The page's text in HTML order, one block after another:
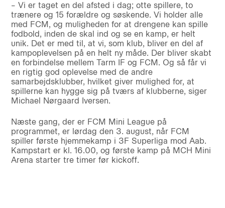
– Vi er taget en del afsted i dag; otte spillere, to
trænere og 15 forældre og søskende. Vi holder alle
med FCM, og muligheden for at drengene kan spille
fodbold, inden de skal ind og se en kamp, er helt
unik. Det er med til, at vi, som klub, bliver en del af
kampoplevelsen på en helt ny måde. Der bliver skabt
en forbindelse mellem Tarm IF og FCM. Og så får vi
en rigtig god oplevelse med de andre
samarbejdsklubber, hvilket giver mulighed for, at
spillerne kan hygge sig på tværs af klubberne, siger
Michael Nørgaard Iversen.
Næste gang, der er FCM Mini League på
programmet, er lørdag den 3. august, når FCM
spiller første hjemmekamp i 3F Superliga mod Aab.
Kampstart er kl. 16.00, og første kamp på MCH Mini
Arena starter tre timer før kickoff.